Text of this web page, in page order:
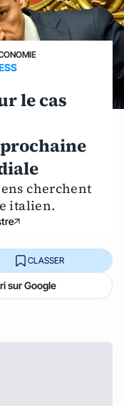
le cas
cherchent
italien.
CLASSER
sur Google